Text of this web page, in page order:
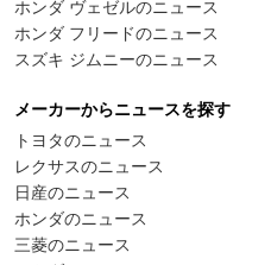
ホンダ ヴェゼルのニュース
ホンダ フリードのニュース
スズキ ジムニーのニュース
メーカーからニュースを探す
トヨタのニュース
レクサスのニュース
日産のニュース
ホンダのニュース
三菱のニュース